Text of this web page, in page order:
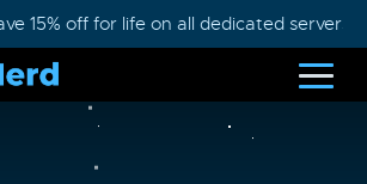
15% off for life on all dedicated servers